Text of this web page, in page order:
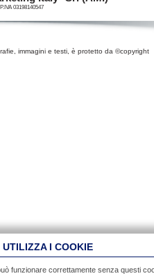
P.IVA 03198140547
immagini e testi, è protetto da ©copyright
UTILIZZA I COOKIE
funzionare correttamente senza questi